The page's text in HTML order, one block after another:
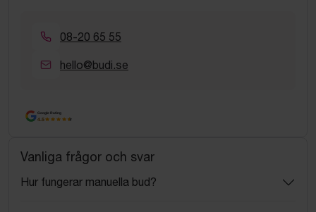
08-20 65 55
hello@budi.se
Google Rating
4.5
Vanliga frågor och svar
Hur fungerar manuella bud?